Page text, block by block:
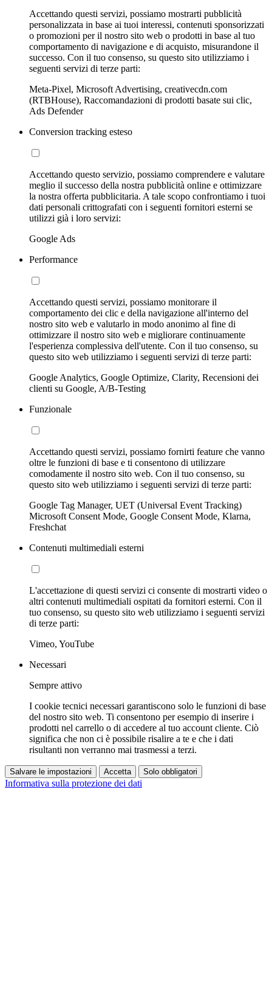
Accettando questi servizi, possiamo mostrarti pubblicità
personalizzata in base ai tuoi interessi, contenuti sponsorizzati
o promozioni per il nostro sito web o prodotti in base al tuo
comportamento di navigazione e di acquisto, misurandone il
successo. Con il tuo consenso, su questo sito utilizziamo i
seguenti servizi di terze parti:
Meta-Pixel, Microsoft Advertising, creativecdn.com
(RTBHouse), Raccomandazioni di prodotti basate sui clic,
Ads Defender
Conversion tracking esteso
Accettando questo servizio, possiamo comprendere e valutare
meglio il successo della nostra pubblicità online e ottimizzare
la nostra offerta pubblicitaria. A tale scopo confrontiamo i tuoi
dati personali crittografati con i seguenti fornitori esterni se
utilizzi già i loro servizi:
Google Ads
Performance
Accettando questi servizi, possiamo monitorare il
comportamento dei clic e della navigazione all'interno del
nostro sito web e valutarlo in modo anonimo al fine di
ottimizzare il nostro sito web e migliorare continuamente
l'esperienza complessiva dell'utente. Con il tuo consenso, su
questo sito web utilizziamo i seguenti servizi di terze parti:
Google Analytics, Google Optimize, Clarity, Recensioni dei
clienti su Google, A/B-Testing
Funzionale
Accettando questi servizi, possiamo fornirti feature che vanno
oltre le funzioni di base e ti consentono di utilizzare
comodamente il nostro sito web. Con il tuo consenso, su
questo sito web utilizziamo i seguenti servizi di terze parti:
Google Tag Manager, UET (Universal Event Tracking)
Microsoft Consent Mode, Google Consent Mode, Klarna,
Freshchat
Contenuti multimediali esterni
L'accettazione di questi servizi ci consente di mostrarti video o
altri contenuti multimediali ospitati da fornitori esterni. Con il
tuo consenso, su questo sito web utilizziamo i seguenti servizi
di terze parti:
Vimeo, YouTube
Necessari
Sempre attivo
I cookie tecnici necessari garantiscono solo le funzioni di base
del nostro sito web. Ti consentono per esempio di inserire i
prodotti nel carrello o di accedere al tuo account cliente. Ciò
significa che non ci è possibile risalire a te e che i dati
risultanti non verranno mai trasmessi a terzi.
Salvare le impostazioni Accetta Solo obbligatori
Informativa sulla protezione dei dati